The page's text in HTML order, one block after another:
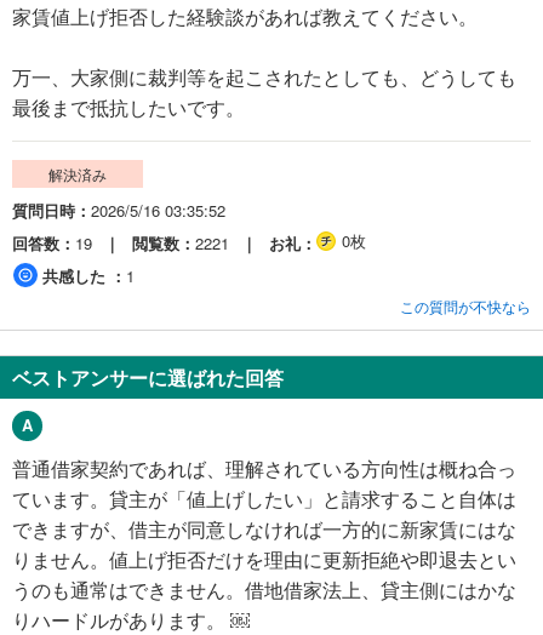
家賃値上げ拒否した経験談があれば教えてください。
万一、大家側に裁判等を起こされたとしても、どうしても
最後まで抵抗したいです。
解決済み
質問日時
2026/5/16 03:35:52
回答数
19 閲覧数 2221 お礼
0枚
共感した
1
この質問が不快なら
ベストアンサーに選ばれた回答
普通借家契約であれば、理解されている方向性は概ね合っ
ています。貸主が「値上げしたい」と請求すること自体は
できますが、借主が同意しなければ一方的に新家賃にはな
りません。値上げ拒否だけを理由に更新拒絶や即退去とい
うのも通常はできません。借地借家法上、貸主側にはかな
りハードルがあります。 ￼